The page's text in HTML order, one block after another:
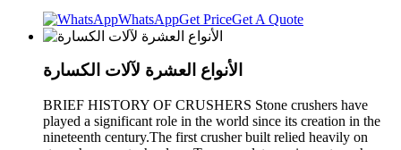
WhatsAppGet PriceGet A Quote
الأنواع العشرة لآلات الكسارة
BRIEF HISTORY OF CRUSHERS Stone crushers have
played a significant role in the world since its creation in the
nineteenth century.The first crusher built relied heavily on